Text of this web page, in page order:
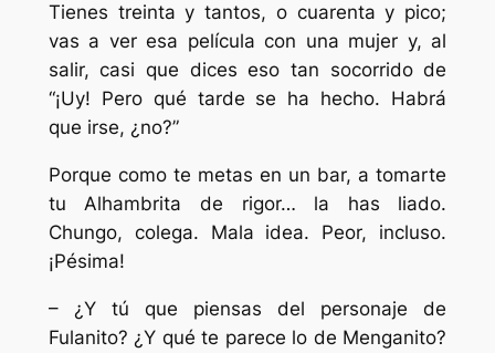
Tienes treinta y tantos, o cuarenta y pico;
vas a ver esa película con una mujer y, al
salir, casi que dices eso tan socorrido de
“¡Uy! Pero qué tarde se ha hecho. Habrá
que irse, ¿no?”
Porque como te metas en un bar, a tomarte
tu Alhambrita de rigor… la has liado.
Chungo, colega. Mala idea. Peor, incluso.
¡Pésima!
– ¿Y tú que piensas del personaje de
Fulanito? ¿Y qué te parece lo de Menganito?